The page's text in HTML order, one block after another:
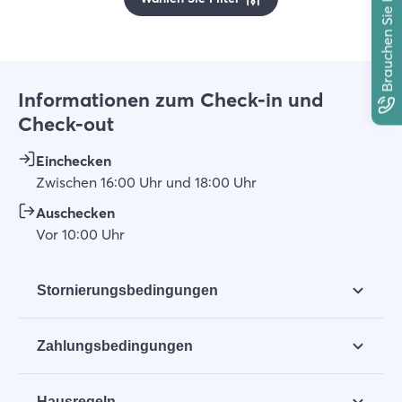
Brauchen Sie Hilfe?
Informationen zum Check-in und
Check-out
Einchecken
Zwischen 16:00 Uhr und 18:00 Uhr
Auschecken
Vor 10:00 Uhr
Stornierungsbedingungen
der Mietsumme;
Ankunft: 60% der Mietsumme;
Zahlungsbedingungen